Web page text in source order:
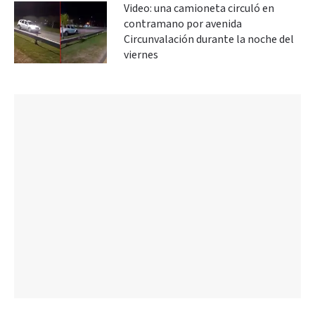
Video: una camioneta circuló en
contramano por avenida
Circunvalación durante la noche del
viernes